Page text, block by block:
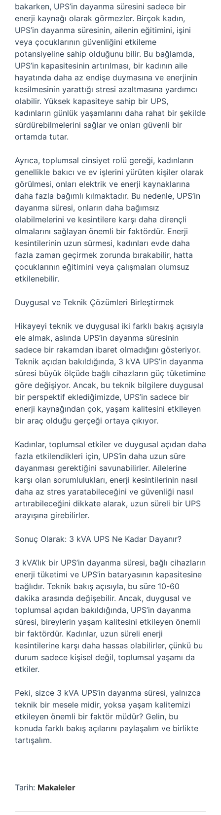
bakarken, UPS’in dayanma süresini sadece bir
enerji kaynağı olarak görmezler. Birçok kadın,
UPS’in dayanma süresinin, ailenin eğitimini, işini
veya çocuklarının güvenliğini etkileme
potansiyeline sahip olduğunu bilir. Bu bağlamda,
UPS’in kapasitesinin artırılması, bir kadının aile
hayatında daha az endişe duymasına ve enerjinin
kesilmesinin yarattığı stresi azaltmasına yardımcı
olabilir. Yüksek kapasiteye sahip bir UPS,
kadınların günlük yaşamlarını daha rahat bir şekilde
sürdürebilmelerini sağlar ve onları güvenli bir
ortamda tutar.
Ayrıca, toplumsal cinsiyet rolü gereği, kadınların
genellikle bakıcı ve ev işlerini yürüten kişiler olarak
görülmesi, onları elektrik ve enerji kaynaklarına
daha fazla bağımlı kılmaktadır. Bu nedenle, UPS’in
dayanma süresi, onların daha bağımsız
olabilmelerini ve kesintilere karşı daha dirençli
olmalarını sağlayan önemli bir faktördür. Enerji
kesintilerinin uzun sürmesi, kadınları evde daha
fazla zaman geçirmek zorunda bırakabilir, hatta
çocuklarının eğitimini veya çalışmaları olumsuz
etkilenebilir.
Duygusal ve Teknik Çözümleri Birleştirmek
Hikayeyi teknik ve duygusal iki farklı bakış açısıyla
ele almak, aslında UPS’in dayanma süresinin
sadece bir rakamdan ibaret olmadığını gösteriyor.
Teknik açıdan bakıldığında, 3 kVA UPS’in dayanma
süresi büyük ölçüde bağlı cihazların güç tüketimine
göre değişiyor. Ancak, bu teknik bilgilere duygusal
bir perspektif eklediğimizde, UPS’in sadece bir
enerji kaynağından çok, yaşam kalitesini etkileyen
bir araç olduğu gerçeği ortaya çıkıyor.
Kadınlar, toplumsal etkiler ve duygusal açıdan daha
fazla etkilendikleri için, UPS’in daha uzun süre
dayanması gerektiğini savunabilirler. Ailelerine
karşı olan sorumlulukları, enerji kesintilerinin nasıl
daha az stres yaratabileceğini ve güvenliği nasıl
artırabileceğini dikkate alarak, uzun süreli bir UPS
arayışına girebilirler.
Sonuç Olarak: 3 kVA UPS Ne Kadar Dayanır?
3 kVA’lık bir UPS’in dayanma süresi, bağlı cihazların
enerji tüketimi ve UPS’in bataryasının kapasitesine
bağlıdır. Teknik bakış açısıyla, bu süre 10-60
dakika arasında değişebilir. Ancak, duygusal ve
toplumsal açıdan bakıldığında, UPS’in dayanma
süresi, bireylerin yaşam kalitesini etkileyen önemli
bir faktördür. Kadınlar, uzun süreli enerji
kesintilerine karşı daha hassas olabilirler, çünkü bu
durum sadece kişisel değil, toplumsal yaşamı da
etkiler.
Peki, sizce 3 kVA UPS’in dayanma süresi, yalnızca
teknik bir mesele midir, yoksa yaşam kalitemizi
etkileyen önemli bir faktör müdür? Gelin, bu
konuda farklı bakış açılarını paylaşalım ve birlikte
tartışalım.
Tarih: Makaleler